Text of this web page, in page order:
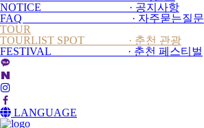
NOTICE · 공지사항
FAQ · 자주묻는질문
TOUR
TOURLIST SPOT · 춘천 관광
FESTIVAL · 춘천 페스티벌
LANGUAGE